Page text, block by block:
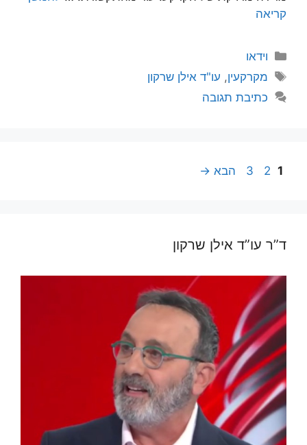
קריאה
קטגוריות
וידאו
תגיות
מקרקעין, עו"ד אילן שרקון
כתיבת תגובה
עמוד
1 עמוד
2 עמוד
3 הבא →
ד”ר עו”ד אילן שרקון